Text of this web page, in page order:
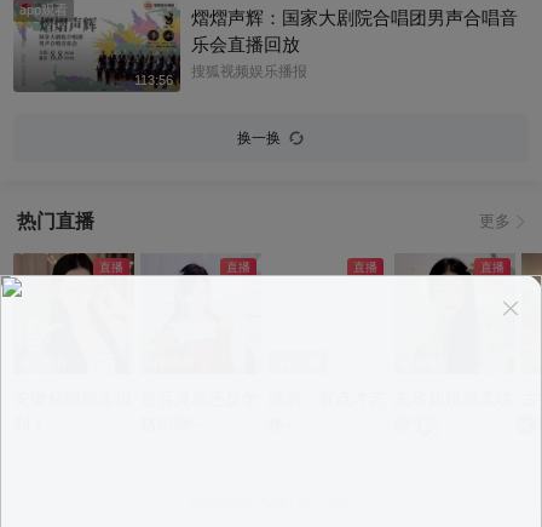
app观看
113:56
熠熠声辉：国家大剧院合唱团男声合唱音
乐会直播回放
搜狐视频娱乐播报
换一换
热门直播 更多